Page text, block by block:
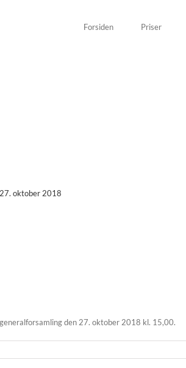
Forsiden Priser
oktober 2018
den 27. oktober 2018 kl. 15,00.